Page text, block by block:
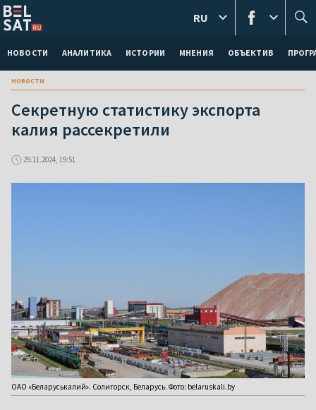
НОВОСТИ АНАЛИТИКА ИСТОРИИ МНЕНИЯ ОБЪЕКТИВ
RU
новости
Секретную статистику экспорта
калия рассекретили
29.11.2024, 19:51
ОАО «Беларуськалий». Солигорск, Беларусь. Фото: belaruskali.by